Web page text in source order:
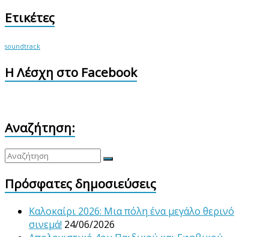
Ετικέτες
soundtrack
Η Λέσχη στο Facebook
Αναζήτηση:
Πρόσφατες δημοσιεύσεις
Καλοκαίρι 2026: Μια πόλη ένα μεγάλο θερινό
σινεμά! 24/06/2026